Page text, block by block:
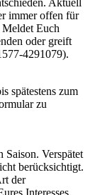
immer offen für
Meldet Euch
oder greift
4291079).
spätestens zum
zu
Saison. Verspätet
berücksichtigt.
der
Interesses.